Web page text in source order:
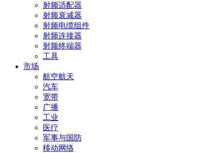
射频适配器
射频衰减器
射频电缆组件
射频连接器
射频终端器
工具
市场
航空航天
汽车
宽带
广播
工业
医疗
军事与国防
移动网络